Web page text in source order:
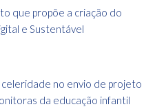
que propõe a criação do
e Sustentável
no envio de projeto
da educação infantil